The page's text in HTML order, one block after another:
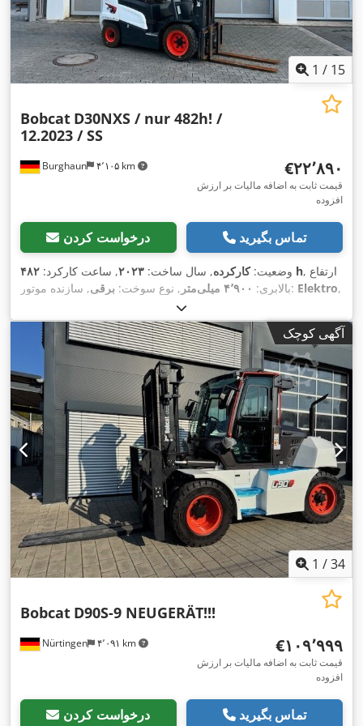
1 / 15
Burghaun ۴٬۱۰۵ km
Bobcat D30NXS / nur 482h! /
12.2023 / SS
‎€۲۲٬۸۹۰
قیمت ثابت به اضافه مالیات بر ارزش
افزوده
درخواست کردن تماس بگیرید
وضعیت:کارکرده, سال ساخت: ۲۰۲۳, ساعت کارکرد: ۴۸۲ h, ارتفاع
بالابری: ۴٬۹۰۰ میلی‌متر , نوع سوخت: برقی , سازنده موتور: Elektro,
آگهی کوچک
1 /34
Nürtingen ۴٬۰۹۱ km
Bobcat D90S-9 NEUGERÄT!!!
‎€۱۰۹٬۹۹۹
قیمت ثابت به اضافه مالیات بر ارزش
افزوده
درخواست کردن تماس بگیرید